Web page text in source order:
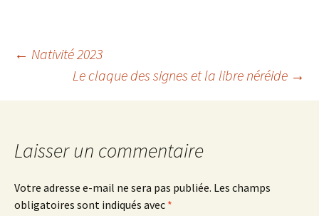
Navigation
des
articles
← Nativité 2023
Le claque des signes et la libre néréide →
Laisser un commentaire
Votre adresse e-mail ne sera pas publiée. Les champs
obligatoires sont indiqués avec *